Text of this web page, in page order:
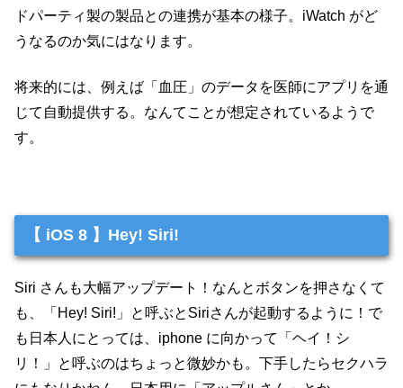
ドパーティ製の製品との連携が基本の様子。iWatch がど
うなるのか気にはなります。
将来的には、例えば「血圧」のデータを医師にアプリを通
じて自動提供する。なんてことが想定されているようで
す。
【 iOS 8 】Hey! Siri!
Siri さんも大幅アップデート！なんとボタンを押さなくて
も、「Hey! Siri!」と呼ぶとSiriさんが起動するように！で
も日本人にとっては、iphone に向かって「ヘイ！シ
リ！」と呼ぶのはちょっと微妙かも。下手したらセクハラ